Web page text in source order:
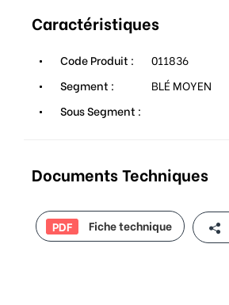
Caractéristiques
Code Produit :
011836
Segment :
BLÉ MOYEN
Sous Segment :
Documents Techniques
PDF Fiche technique